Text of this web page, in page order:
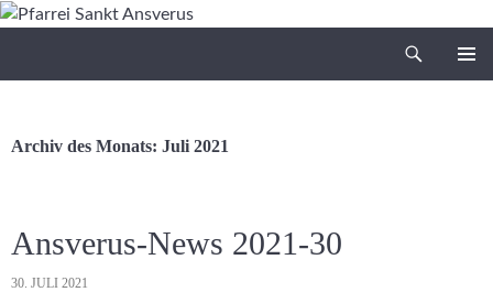
Zum
Archiv des Monats: Juli 2021
Ansverus-News 2021-30
30. JULI 2021